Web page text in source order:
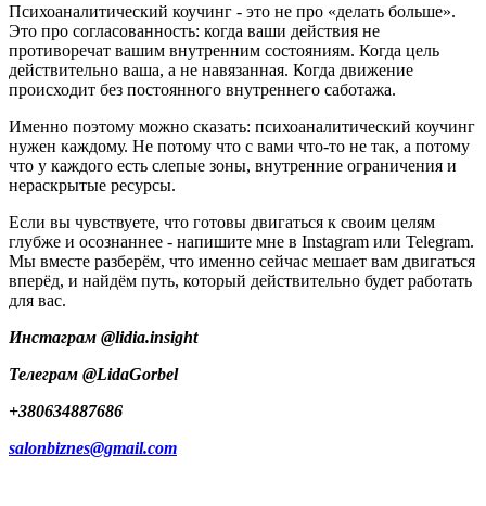
Психоаналитический коучинг - это не про «делать больше».
Это про согласованность: когда ваши действия не
противоречат вашим внутренним состояниям. Когда цель
действительно ваша, а не навязанная. Когда движение
происходит без постоянного внутреннего саботажа.
Именно поэтому можно сказать: психоаналитический коучинг
нужен каждому. Не потому что с вами что-то не так, а потому
что у каждого есть слепые зоны, внутренние ограничения и
нераскрытые ресурсы.
Если вы чувствуете, что готовы двигаться к своим целям
глубже и осознаннее - напишите мне в Instagram или Telegram.
Мы вместе разберём, что именно сейчас мешает вам двигаться
вперёд, и найдём путь, который действительно будет работать
для вас.
Инстаграм @lidia.insight
Телеграм @LidaGorbel
+380634887686
salonbiznes@gmail.com